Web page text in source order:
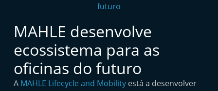
n
a
l
i
MAHLE desenvolve
ecossistema para as
oficinas do futuro
A MAHLE Lifecycle and Mobility está a desenvolver